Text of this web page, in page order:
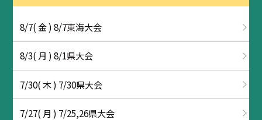
8/7( 金 ) 8/7東海大会
8/3( 月 ) 8/1県大会
7/30( 木 ) 7/30県大会
7/27( 月 ) 7/25,26県大会